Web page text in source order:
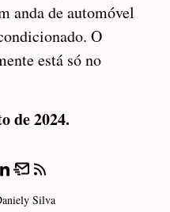
anda de automóvel
O
está só no
de 2024.
Silva